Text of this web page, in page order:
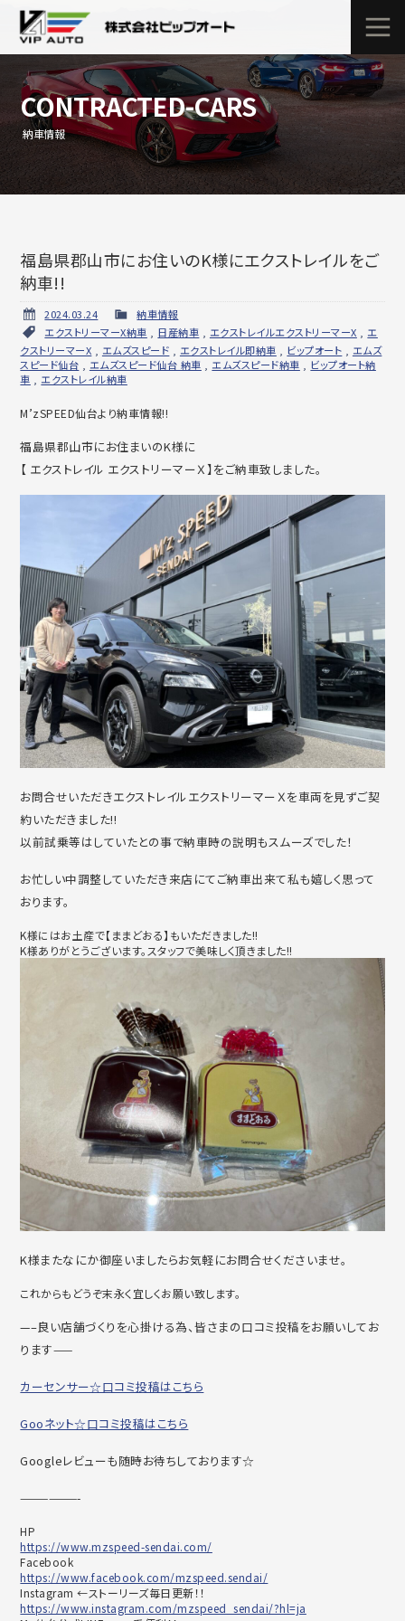
CONTRACTED-CARS
納車情報
福島県郡山市にお住いのK様にエクストレイルをご
納車!!
2024.03.24
納車情報
エクストリーマーX納車
日産納車 エクストレイルエクストリーマーX
エ
クストリーマーX
エムズスピード エクストレイル即納車 ビップオート
エムズ
スピード仙台
エムズスピード仙台 納車 エムズスピード納車
ビップオート納
車
エクストレイル納車
M’zSPEED仙台より納車情報!!
福島県郡山市にお住まいのK様に
【 エクストレイル エクストリーマーＸ】をご納車致しました。
お問合せいただきエクストレイルエクストリーマーＸを車両を見ずご契
約いただきました!!
以前試乗等はしていたとの事で納車時の説明もスムーズでした！
お忙しい中調整していただき来店にてご納車出来て私も嬉しく思って
おります。
K様にはお土産で【ままどおる】もいただきました!!
K様ありがとうございます。スタッフで美味しく頂きました!!
K様またなにか御座いましたらお気軽にお問合せくださいませ。
これからもどうぞ末永く宜しくお願い致します。
—–良い店舗づくりを心掛ける為、皆さまの口コミ投稿をお願いしてお
ります——
カーセンサー☆口コミ投稿はこちら
Gooネット☆口コミ投稿はこちら
Googleレビューも随時お待ちしております☆
——————-
HP
https://www.mzspeed-sendai.com/
Facebook
https://www.facebook.com/mzspeed.sendai/
Instagram ←ストーリーズ毎日更新！！
https://www.instagram.com/mzspeed_sendai/?hl=ja